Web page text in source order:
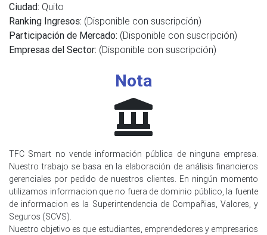
Ciudad: Quito
Ranking Ingresos: (Disponible con suscripción)
Participación de Mercado: (Disponible con suscripción)
Empresas del Sector: (Disponible con suscripción)
Nota
TFC Smart no vende información pública de ninguna empresa.
Nuestro trabajo se basa en la elaboración de análisis financieros
gerenciales por pedido de nuestros clientes. En ningún momento
utilizamos informacion que no fuera de dominio público, la fuente
de informacion es la Superintendencia de Compañias, Valores, y
Seguros (SCVS).
Nuestro objetivo es que estudiantes, emprendedores y empresarios